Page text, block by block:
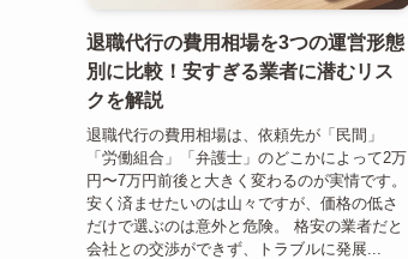
退職代行の費用相場を3つの運営形態
別に比較！安すぎる業者に潜むリス
クを解説
退職代行の費用相場は、依頼先が「民間」
「労働組合」「弁護士」のどこかによって2万
円〜7万円前後と大きく変わるのが実情です。
安く済ませたいのは山々ですが、価格の低さ
だけで選ぶのは意外と危険。 格安の業者だと
会社との交渉ができず、トラブルに発展...